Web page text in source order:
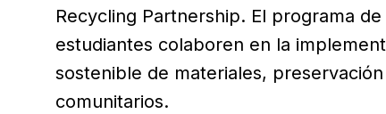
Recycling Partnership. El programa
estudiantes colaboren en la
sostenible de materiales,
comunitarios.